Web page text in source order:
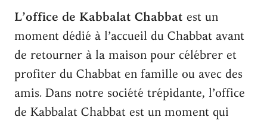
Télécharger ICS
L’office de Kabbalat Chabbat est un
moment dédié à l’accueil du Chabbat avant
de retourner à la maison pour célébrer et
profiter du Chabbat en famille ou avec des
amis. Dans notre société trépidante, l’office
de Kabbalat Chabbat est un moment qui